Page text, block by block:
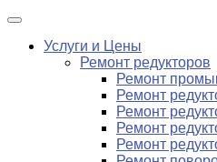
Услуги и Цены
Ремонт редукторов
Ремонт
Ремонт
Ремонт
Ремонт
Ремонт